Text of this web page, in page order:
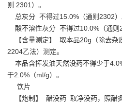
则 2301）。
总灰分 不得过15.0%（通则2302）
酸不溶性灰分 不得过10.0%（通则
【含量测定】 取本品20g（除去杂
2204乙法）测定。
本品含挥发油天然没药不得少于
于2.0%（ml/g）。
饮片
【炮制】 醋没药 取净没药，照醋